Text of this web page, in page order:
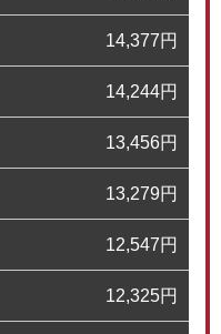
14,377円
14,244円
13,456円
13,279円
12,547円
12,325円